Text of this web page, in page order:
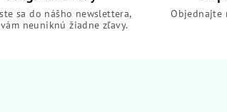
sa do nášho newslettera,
neuniknú žiadne zľavy.
Objednajte